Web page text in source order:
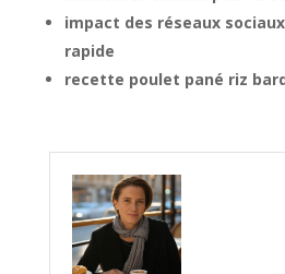
impact des réseaux
rapide
recette poulet pané riz